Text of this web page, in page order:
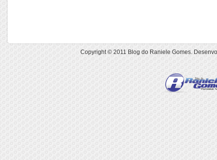
Copyright © 2011Blog do Raniele Gomes.